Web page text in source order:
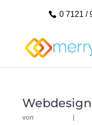
0 7121 /
von |